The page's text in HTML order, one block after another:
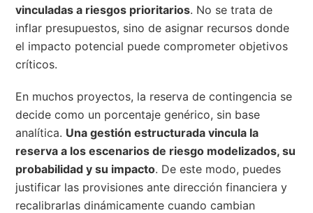
vinculadas a riesgos prioritarios. No se trata de
inflar presupuestos, sino de asignar recursos donde
el impacto potencial puede comprometer objetivos
críticos.
En muchos proyectos, la reserva de contingencia se
decide como un porcentaje genérico, sin base
analítica. Una gestión estructurada vincula la
reserva a los escenarios de riesgo modelizados, su
probabilidad y su impacto. De este modo, puedes
justificar las provisiones ante dirección financiera y
recalibrarlas dinámicamente cuando cambian